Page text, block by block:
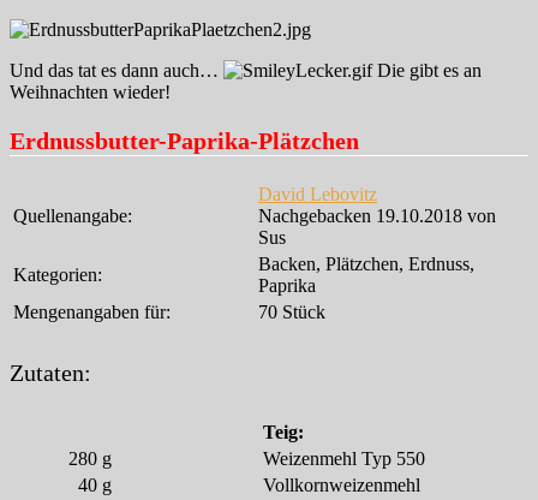
Und das tat es dann auch…
Die gibt es an
Weihnachten wieder!
Erdnussbutter-Paprika-Plätzchen
Quellenangabe:
David Lebovitz
Nachgebacken 19.10.2018 von
Sus
Kategorien:
Backen, Plätzchen, Erdnuss,
Paprika
Mengenangaben für:
70 Stück
Zutaten:
Teig:
280 g
Weizenmehl Typ 550
40 g
Vollkornweizenmehl